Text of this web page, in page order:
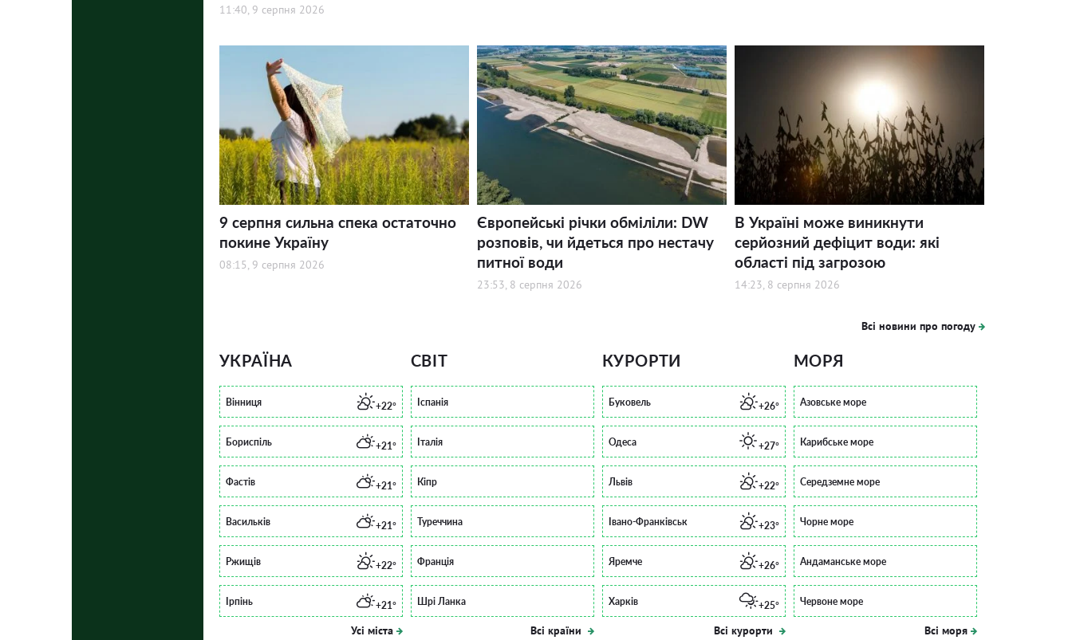
11:40, 9 серпня 2026
9 серпня сильна спека остаточно
покине Україну
08:15, 9 серпня 2026
Європейські річки обміліли: DW
розповів, чи йдеться про нестачу
питної води
23:53, 8 серпня 2026
В Україні може виникнути
серйозний дефіцит води: які
області під загрозою
14:23, 8 серпня 2026
Всі новини про погоду
УКРАЇНА
Вінниця +22°
Бориспіль +21°
Фастів +21°
Васильків +21°
Ржищів +22°
Ірпінь +21°
Усі міста
СВІТ
Іспанія
Італія
Кіпр
Туреччина
Франція
Шрі Ланка
Всі країни
КУРОРТИ
Буковель +26°
Одеса +27°
Львів +22°
Івано-Франківськ +23°
Яремче +26°
Харків +25°
Всі курорти
МОРЯ
Азовське море
Карибське море
Середземне море
Чорне море
Андаманське море
Червоне море
Всі моря